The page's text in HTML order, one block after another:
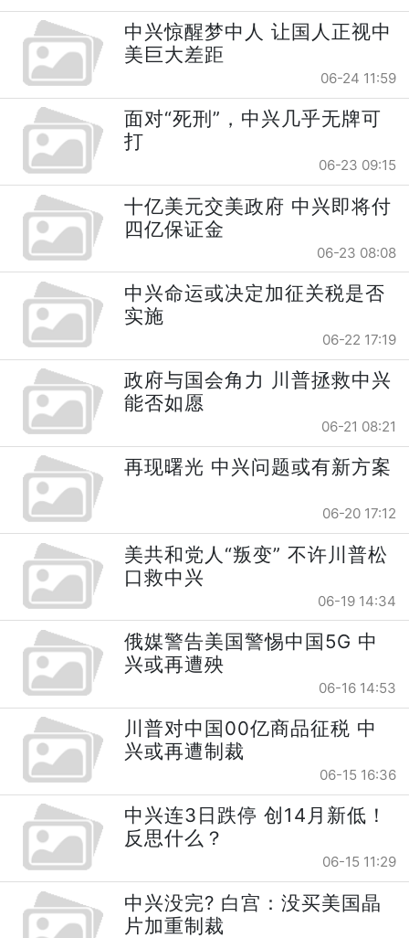
中兴惊醒梦中人 让国人正视中
美巨大差距
06-24 11:59
面对“死刑”，中兴几乎无牌可
打
06-23 09:15
十亿美元交美政府 中兴即将付
四亿保证金
06-23 08:08
中兴命运或决定加征关税是否
实施
06-22 17:19
政府与国会角力 川普拯救中兴
能否如愿
06-21 08:21
再现曙光 中兴问题或有新方案
06-20 17:12
美共和党人“叛变” 不许川普松
口救中兴
06-19 14:34
俄媒警告美国警惕中国5G 中
兴或再遭殃
06-16 14:53
川普对中国00亿商品征税 中
兴或再遭制裁
06-15 16:36
中兴连3日跌停 创14月新低！
反思什么？
06-15 11:29
中兴没完? 白宫：没买美国晶
片加重制裁